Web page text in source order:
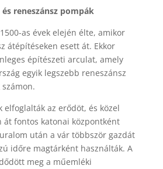
reneszánsz pompák
as évek elején élte, amikor
átépítéseken esett át. Ekkor
építészeti arculat, amely
egyik legszebb reneszánsz
elfoglalták az erődöt, és közel
át fontos katonai központként
után a vár többször gazdát
időre magtárként használták. A
meg a műemléki